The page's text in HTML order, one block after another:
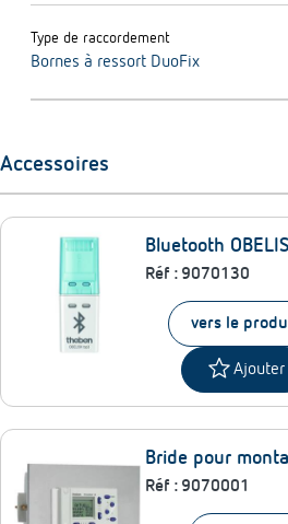
Type de raccordement
Bornes à ressort DuoFix
Accessoires
Bluetooth
Réf : 9070130
vers le
starAjouter
Bride pour
Réf : 9070001